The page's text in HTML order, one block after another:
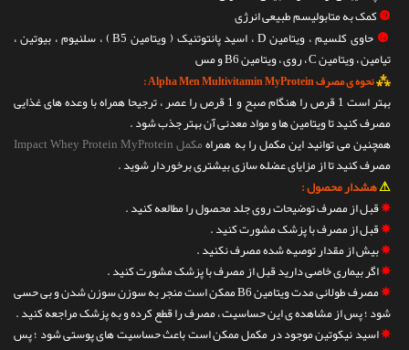
❾کمک به متابولیسم طبیعی انرژی
❿
حاوی کلسیم ، ویتامین D ، اسید پانتوتنیک ( ویتامین B5 ) ، سلنیوم ، بیوتین ،
تیامین ، ویتامین C ، روی ، ویتامین B6 و مس
⁂نحوه ی مصرف Alpha Men Multivitamin MyProtein :
بهتر است 1 قرص را هنگام صبح و 1 قرص را عصر ، ترجیحا همراه با وعده های غذایی
مصرف کنید تا ویتامین ها و مواد معدنی آن بهتر جذب شود .
همچنین می توانید این مکمل را به همراهمکمل Impact Whey Protein MyProtein
مصرف کنید تا از مزایای عضله سازی بیشتری برخوردار شوید .
⚠هشدار محصول :
✵قبل از مصرف توضیحات روی جلد محصول را مطالعه کنید .
✵قبل از مصرف با پزشک مشورت کنید .
✵بیش از مقدار توصیه شده مصرف نکنید .
✵اگر بیماری خاصی دارید قبل از مصرف با پزشک مشورت کنید .
✵
مصرف طولانی مدت ویتامین B6 ممکن است منجر به سوزن سوزن شدن و بی حسی
شود ؛ پس از مشاهده ی این حساسیت ، مصرف را قطع کرده و به پزشک مراجعه کنید .
✵اسید نیکوتین موجود در مکمل ممکن است باعث حساسیت های پوستی شود ؛ پس